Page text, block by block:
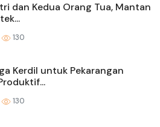
dan Kedua Orang Tua, Mantan
130
Kerdil untuk Pekarangan
130